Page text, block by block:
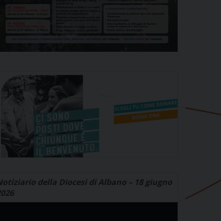
della Diocesi di Albano – 18 giugno